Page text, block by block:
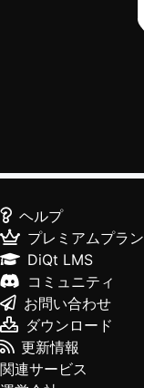
ヘルプ
プレミアムプラン
DiQt LMS
コミュニティ
お問い合わせ
ダウンロード
更新情報
関連サービス